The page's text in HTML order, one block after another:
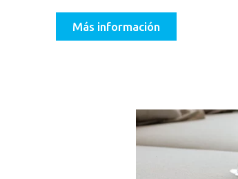
Más información